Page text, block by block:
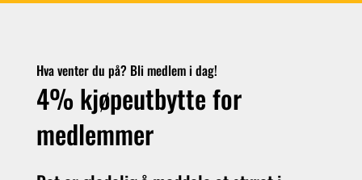
Hva venter du på? Bli medlem i dag!
4% kjøpeutbytte for
medlemmer